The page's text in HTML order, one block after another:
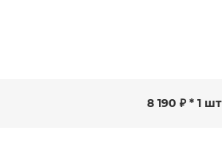
8 190 ₽ * 1 шт